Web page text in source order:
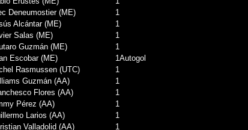
Deneumostier (ME)
1
Alcántar (ME)
1
Salas (ME)
1
Guzmán (ME)
1
Escobar (ME)
1Autogol
Rasmussen (UTC)
1
Guzmán (AA)
1
Flores (AA)
1
Pérez (AA)
1
Larios (AA)
1
Valladolid (AA)
1